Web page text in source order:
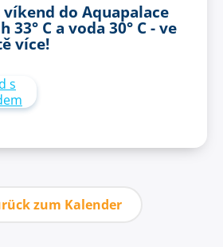
do Aquapalace
33° C a voda 30° C - ve
více!
zum Kalender